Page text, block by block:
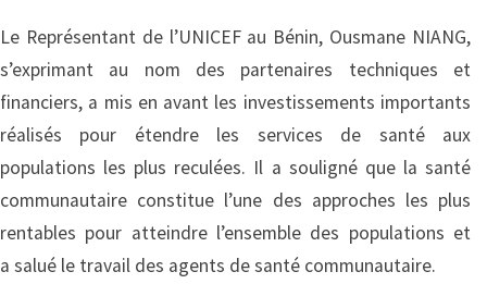
Le Représentant de l’UNICEF au Bénin, Ousmane NIANG,
s’exprimant au nom des partenaires techniques et
financiers, a mis en avant les investissements importants
réalisés pour étendre les services de santé aux
populations les plus reculées. Il a souligné que la santé
communautaire constitue l’une des approches les plus
rentables pour atteindre l’ensemble des populations et
a salué le travail des agents de santé communautaire.